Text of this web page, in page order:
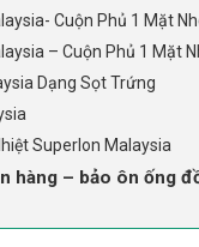
Cuộn Phủ 1 Mặt
– Cuộn Phủ 1 Mặt
Dạng Sọt Trứng
Superlon Malaysia
hàng – bảo ôn ống